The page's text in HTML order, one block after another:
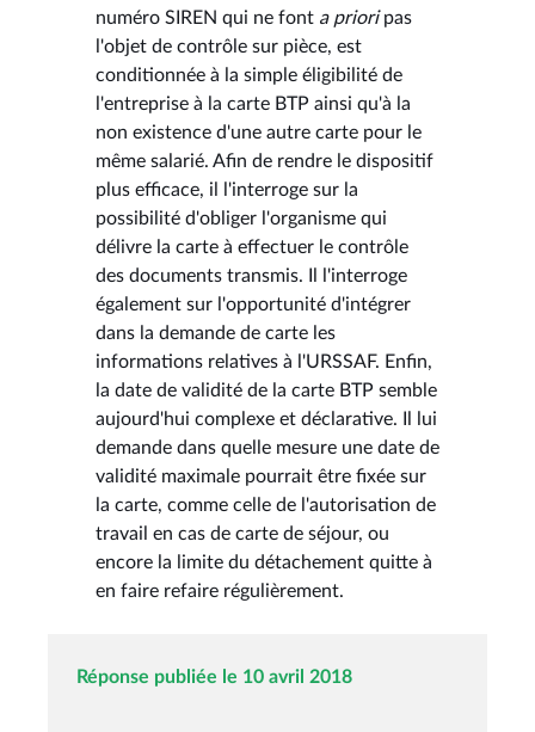
numéro SIREN qui ne font a prioripas
l'objet de contrôle sur pièce, est
conditionnée à la simple éligibilité de
l'entreprise à la carte BTP ainsi qu'à la
non existence d'une autre carte pour le
même salarié. Afin de rendre le dispositif
plus efficace, il l'interroge sur la
possibilité d'obliger l'organisme qui
délivre la carte à effectuer le contrôle
des documents transmis. Il l'interroge
également sur l'opportunité d'intégrer
dans la demande de carte les
informations relatives à l'URSSAF. Enfin,
la date de validité de la carte BTP semble
aujourd'hui complexe et déclarative. Il lui
demande dans quelle mesure une date de
validité maximale pourrait être fixée sur
la carte, comme celle de l'autorisation de
travail en cas de carte de séjour, ou
encore la limite du détachement quitte à
en faire refaire régulièrement.
Réponse publiée le 10 avril 2018